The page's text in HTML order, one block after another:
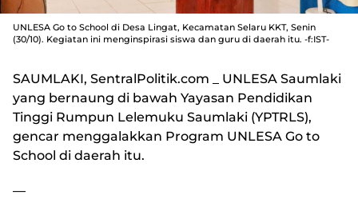
UNLESA Go to School di Desa Lingat, Kecamatan Selaru KKT, Senin
(30/10). Kegiatan ini menginspirasi siswa dan guru di daerah itu. -f:IST-
SAUMLAKI, SentralPolitik.com _ UNLESA Saumlaki
yang bernaung di bawah Yayasan Pendidikan
Tinggi Rumpun Lelemuku Saumlaki (YPTRLS),
gencar menggalakkan Program UNLESA Go to
School di daerah itu.
—